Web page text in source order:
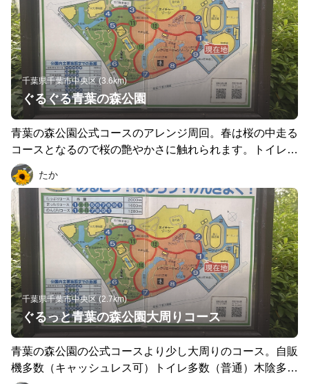
千葉県千葉市中央区 (3.6km)
ぐるぐる青葉の森公園
青葉の森公園公式コースのアレンジ周回。春は桜の中走る
コースとなるので桜の艶やかさに触れられます。トイレ・
自販機・休憩スペースあり。駐車場有料。
たか
千葉県千葉市中央区 (2.7km)
ぐるっと青葉の森公園大周りコース
青葉の森公園の公式コースより少し大周りのコース。自販
機多数（キャッシュレス可）トイレ多数（普通）木陰多く